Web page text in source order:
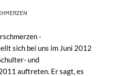
-
sich bei uns im Juni 2012
und
auftreten. Er sagt, es